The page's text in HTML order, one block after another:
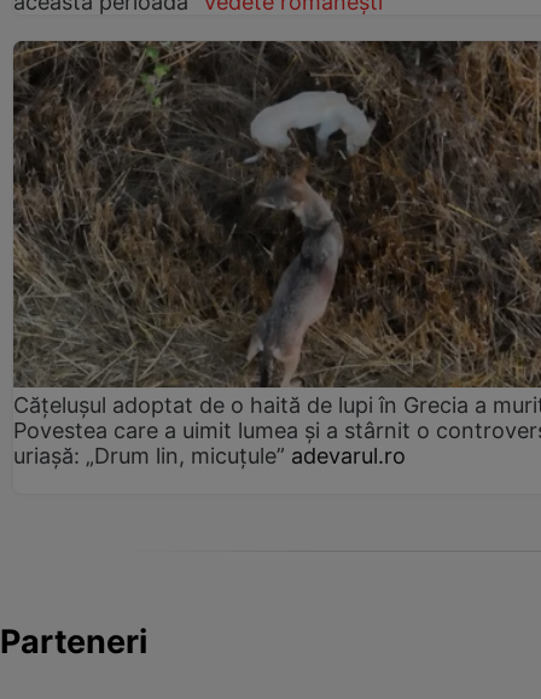
Cățelușul adoptat de o haită de lupi în Grecia a
Povestea care a uimit lumea și a stârnit o
uriașă: „Drum lin, micuțule” adevarul.ro
Parteneri